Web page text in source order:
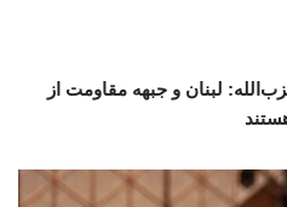
لبنان و جبهه مقاومت از